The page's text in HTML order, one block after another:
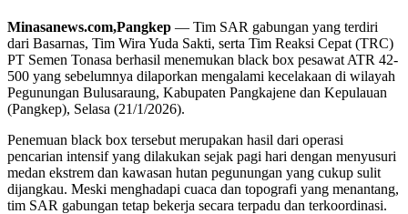
Minasanews.com,Pangkep — Tim SAR gabungan yang terdiri
dari Basarnas, Tim Wira Yuda Sakti, serta Tim Reaksi Cepat (TRC)
PT Semen Tonasa berhasil menemukan black box pesawat ATR 42-
500 yang sebelumnya dilaporkan mengalami kecelakaan di wilayah
Pegunungan Bulusaraung, Kabupaten Pangkajene dan Kepulauan
(Pangkep), Selasa (21/1/2026).
Penemuan black box tersebut merupakan hasil dari operasi
pencarian intensif yang dilakukan sejak pagi hari dengan menyusuri
medan ekstrem dan kawasan hutan pegunungan yang cukup sulit
dijangkau. Meski menghadapi cuaca dan topografi yang menantang,
tim SAR gabungan tetap bekerja secara terpadu dan terkoordinasi.